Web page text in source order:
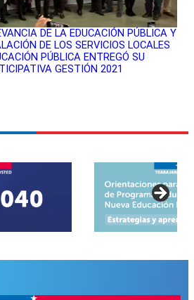
DE LA EDUCACIÓN PÚBLICA Y
DE LOS SERVICIOS LOCALES
PÚBLICA ENTREGÓ SU
GESTIÓN 2021